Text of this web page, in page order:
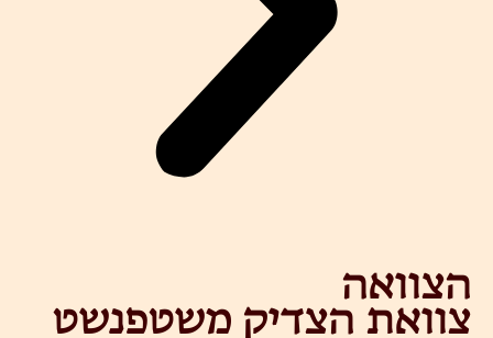
הצוואה
צוואת הצדיק משטפנשט